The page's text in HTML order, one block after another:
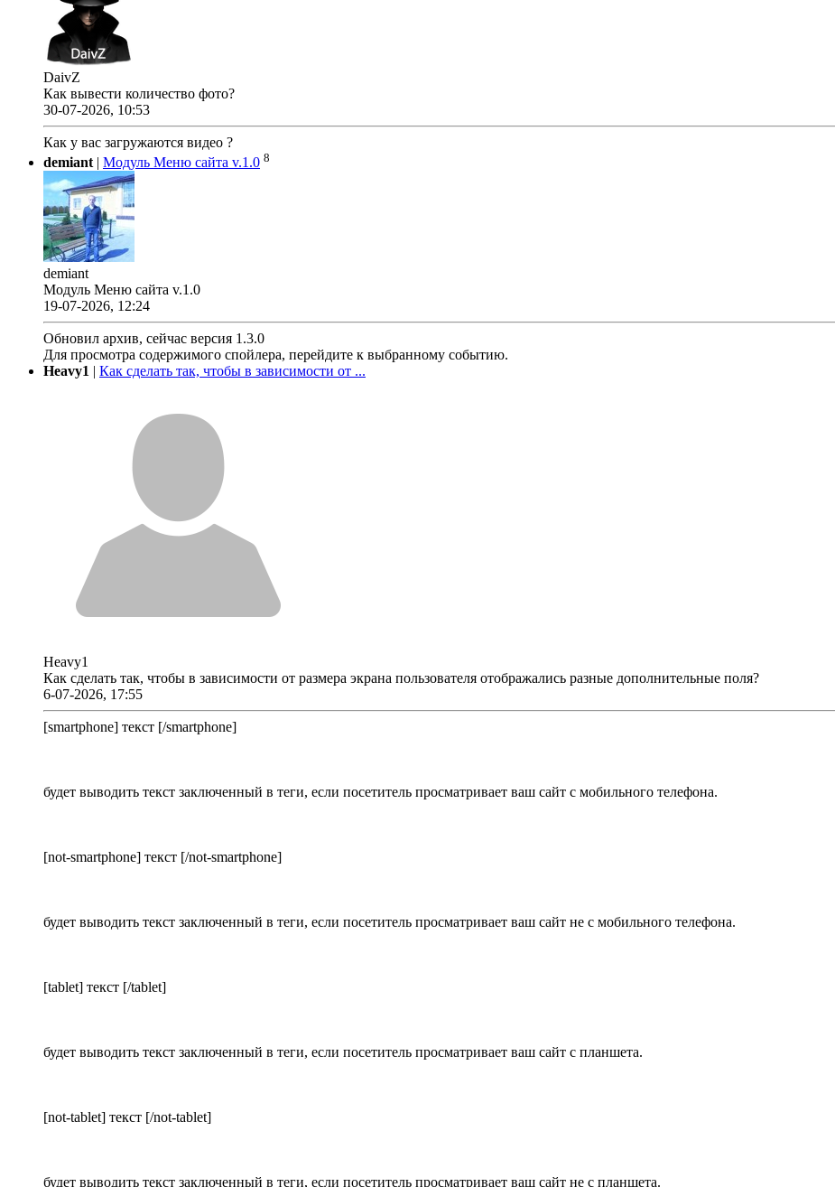
DaivZ
Как вывести количество фото?
30-07-2026, 10:53
Как у вас загружаются видео ?
demiant | Модуль Меню сайта v.1.0 8
demiant
Модуль Меню сайта v.1.0
19-07-2026, 12:24
Обновил архив, сейчас версия 1.3.0
Для просмотра содержимого спойлера, перейдите к выбранному событию.
Heavy1 | Как сделать так, чтобы в зависимости от ...
Heavy1
Как сделать так, чтобы в зависимости от размера экрана пользователя отображались разные дополнительные поля?
6-07-2026, 17:55
[smartphone] текст [/smartphone]
будет выводить текст заключенный в теги, если посетитель просматривает ваш сайт с мобильного телефона.
[not-smartphone] текст [/not-smartphone]
будет выводить текст заключенный в теги, если посетитель просматривает ваш сайт не с мобильного телефона.
[tablet] текст [/tablet]
будет выводить текст заключенный в теги, если посетитель просматривает ваш сайт с планшета.
[not-tablet] текст [/not-tablet]
будет выводить текст заключенный в теги, если посетитель просматривает ваш сайт не с планшета.